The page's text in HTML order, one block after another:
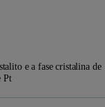
e a fase cristalina de
Pt